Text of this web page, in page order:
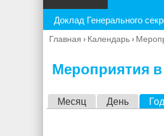
Доклад Генерального
Вы
Главная › Календарь›
Мероприятия
Месяц День Год